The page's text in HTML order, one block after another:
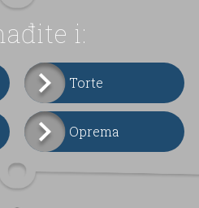
i:
Torte
Oprema